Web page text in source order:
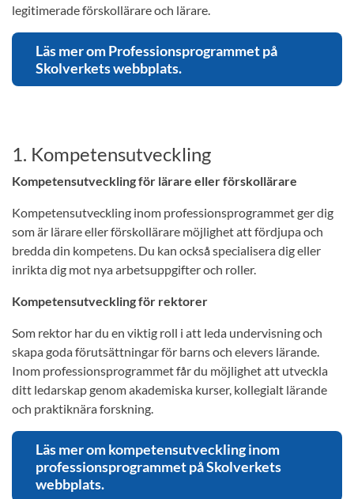
legitimerade förskollärare och lärare.
Läs mer om Professionsprogrammet på
Skolverkets webbplats.
1. Kompetensutveckling
Kompetensutveckling för lärare eller förskollärare
Kompetensutveckling inom professionsprogrammet ger dig
som är lärare eller förskollärare möjlighet att fördjupa och
bredda din kompetens. Du kan också specialisera dig eller
inrikta dig mot nya arbetsuppgifter och roller.
Kompetensutveckling för rektorer
Som rektor har du en viktig roll i att leda undervisning och
skapa goda förutsättningar för barns och elevers lärande.
Inom professionsprogrammet får du möjlighet att utveckla
ditt ledarskap genom akademiska kurser, kollegialt lärande
och praktiknära forskning.
Läs mer om kompetensutveckling inom
professionsprogrammet på Skolverkets
webbplats.